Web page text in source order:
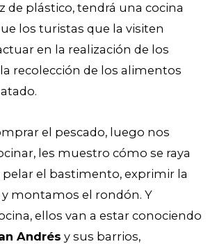
de plástico, tendrá una cocina
los turistas que la visiten
en la realización de los
recolección de los alimentos
el pescado, luego nos
les muestro cómo se raya
pelar el bastimento, exprimir la
y montamos el rondón. Y
ellos van a estar conociendo
Andrés y sus barrios,